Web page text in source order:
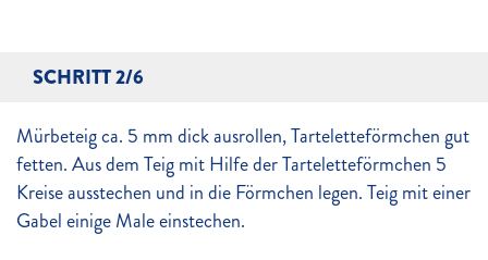
SCHRITT 2/6
Mürbeteig ca. 5 mm dick ausrollen, Tarteletteförmchen gut
fetten. Aus dem Teig mit Hilfe der Tarteletteförmchen 5
Kreise ausstechen und in die Förmchen legen. Teig mit einer
Gabel einige Male einstechen.